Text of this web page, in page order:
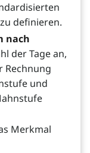
definieren.
nach
der Tage an,
Rechnung
und
Merkmal